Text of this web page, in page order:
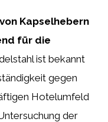
Kapselhebern
für die
ist bekannt
gegen
Hotelumfeld
der